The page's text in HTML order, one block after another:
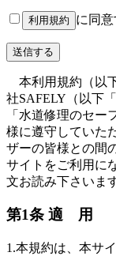
利用規約 に同意
本利用規約（以
社SAFELY（以下
「水道修理のセ
様に遵守していた
ザーの皆様との間
サイトをご利用に
文お読み下さいま
第1条 適 用
1.本規約は、本サ